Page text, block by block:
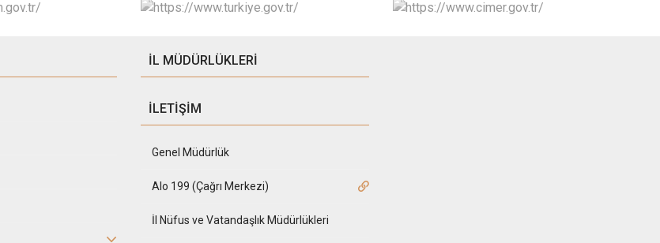
İL MÜDÜRLÜKLERİ
İLETİŞİM
Genel Müdürlük
Alo 199 (Çağrı Merkezi)
İl Nüfus ve Vatandaşlık Müdürlükleri